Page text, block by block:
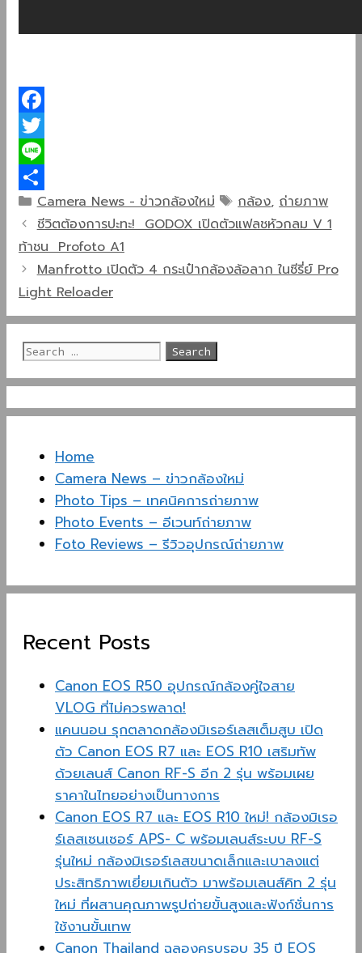
Facebook
Twitter
Line
ShareCategories
Camera News - ข่าวกล้องใหม่ Tags
กล้อง, ถ่ายภาพ
ชีวิตต้องการปะทะ! GODOX เปิดตัวแฟลชหัวกลม V 1
ท้าชน Profoto A1
Manfrotto เปิดตัว 4 กระเป๋ากล้องล้อลาก ในซีรี่ย์ Pro
Light Reloader
Search
Home
Camera News – ข่าวกล้องใหม่
Photo Tips – เทคนิคการถ่ายภาพ
Photo Events – อีเวนท์ถ่ายภาพ
Foto Reviews – รีวิวอุปกรณ์ถ่ายภาพ
Recent Posts
Canon EOS R50 อุปกรณ์กล้องคู่ใจสาย
VLOG ที่ไม่ควรพลาด!
แคนนอน รุกตลาดกล้องมิเรอร์เลสเต็มสูบ เปิด
ตัว Canon EOS R7 และ EOS R10 เสริมทัพ
ด้วยเลนส์ Canon RF-S อีก 2 รุ่น พร้อมเผย
ราคาในไทยอย่างเป็นทางการ
Canon EOS R7 และ EOS R10 ใหม่! กล้องมิเรอ
ร์เลสเซนเซอร์ APS- C พร้อมเลนส์ระบบ RF-S
รุ่นใหม่ กล้องมิเรอร์เลสขนาดเล็กและเบาลงแต่
ประสิทธิภาพเยี่ยมเกินตัว มาพร้อมเลนส์คิท 2 รุ่น
ใหม่ ที่ผสานคุณภาพรูปถ่ายขั้นสูงและฟังก์ชั่นการ
ใช้งานขั้นเทพ
Canon Thailand ฉลองครบรอบ 35 ปี EOS